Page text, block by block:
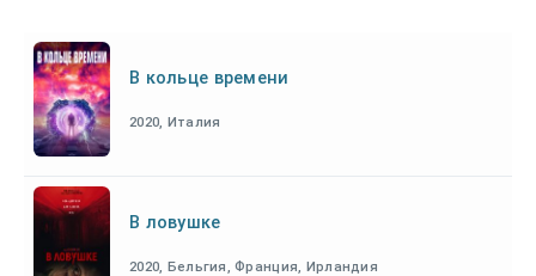
В кольце времени
2020, Италия
В ловушке
2020, Бельгия, Франция, Ирландия